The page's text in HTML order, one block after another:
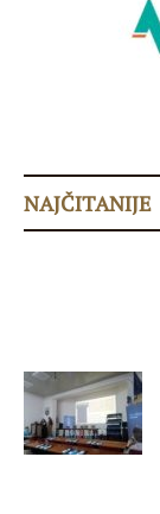
NAJČITANIJE